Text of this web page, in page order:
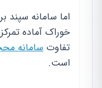
اما سامانه سپند
خوراک آماده
تفاوت سامانه
است.